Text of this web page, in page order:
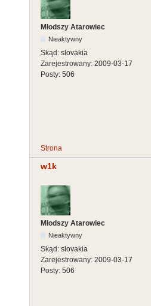
Młodszy Atarowiec
Nieaktywny
Skąd: slovakia
Zarejestrowany: 2009-03-17
Posty: 506
Strona
w1k
Młodszy Atarowiec
Nieaktywny
Skąd: slovakia
Zarejestrowany: 2009-03-17
Posty: 506